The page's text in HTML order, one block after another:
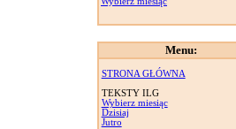
Menu:
STRONA GŁÓWNA
TEKSTY ILG
Wybierz miesiąc
Dzisiaj
Jutro